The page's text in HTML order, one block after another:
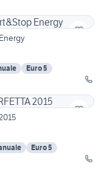
Euro 5
Euro 5